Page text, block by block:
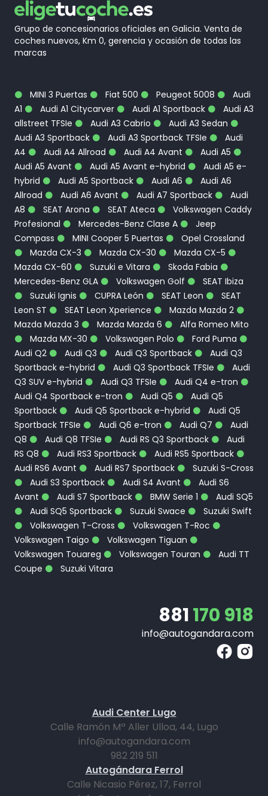
Grupo de concesionarios oficiales en Galicia. Venta de
coches nuevos, Km 0, gerencia y ocasión de todas las
marcas
MINI 3 Puertas Fiat 500 Peugeot 5008
Audi
A1
Audi A1 Citycarver Audi A1 Sportback
Audi A3
allstreet TFSIe
Audi A3 Cabrio
Audi A3 Sedan
Audi A3 Sportback
Audi A3 Sportback TFSIe
Audi
A4
Audi A4 Allroad Audi A4 Avant
Audi A5
Audi A5 Avant
Audi A5 Avant e-hybrid
Audi A5 e-
hybrid
Audi A5 Sportback Audi A6
Audi A6
Allroad
Audi A6 Avant Audi A7 Sportback
Audi
A8
SEAT Arona SEAT Ateca
Volkswagen Caddy
Profesional
Mercedes-Benz Clase A
Jeep
Compass
MINI Cooper 5 Puertas
Opel Crossland
Mazda CX-3
Mazda CX-30
Mazda CX-5
Mazda CX-60
Suzuki e Vitara
Skoda Fabia
Mercedes-Benz GLA
Volkswagen Golf
SEAT Ibiza
Suzuki Ignis
CUPRA León SEAT Leon
SEAT
Leon ST
SEAT Leon Xperience
Mazda Mazda 2
Mazda Mazda 3
Mazda Mazda 6
Alfa Romeo Mito
Mazda MX-30
Volkswagen Polo
Ford Puma
Audi Q2
Audi Q3 Audi Q3 Sportback
Audi Q3
Sportback e-hybrid
Audi Q3 Sportback TFSIe
Audi
Q3 SUV e-hybrid
Audi Q3 TFSIe
Audi Q4 e-tron
Audi Q4 Sportback e-tron
Audi Q5
Audi Q5
Sportback
Audi Q5 Sportback e-hybrid
Audi Q5
Sportback TFSIe
Audi Q6 e-tron Audi Q7
Audi
Q8
Audi Q8 TFSIe Audi RS Q3 Sportback
Audi
RS Q8
Audi RS3 Sportback
Audi RS5 Sportback
Audi RS6 Avant
Audi RS7 Sportback
Suzuki S-Cross
Audi S3 Sportback
Audi S4 Avant
Audi S6
Avant
Audi S7 Sportback BMW Serie 1
Audi SQ5
Audi SQ5 Sportback
Suzuki Swace
Suzuki Swift
Volkswagen T-Cross
Volkswagen T-Roc
Volkswagen Taigo
Volkswagen Tiguan
Volkswagen Touareg
Volkswagen Touran
Audi TT
Coupe
Suzuki Vitara
881170 918
info@autogandara.com
Audi Center Lugo
Calle Ramón Mª Aller Ulloa, 44, Lugo
info@autogandara.com
982 219 511
Autogándara Ferrol
Calle Nicasio Pérez, 17, Ferrol